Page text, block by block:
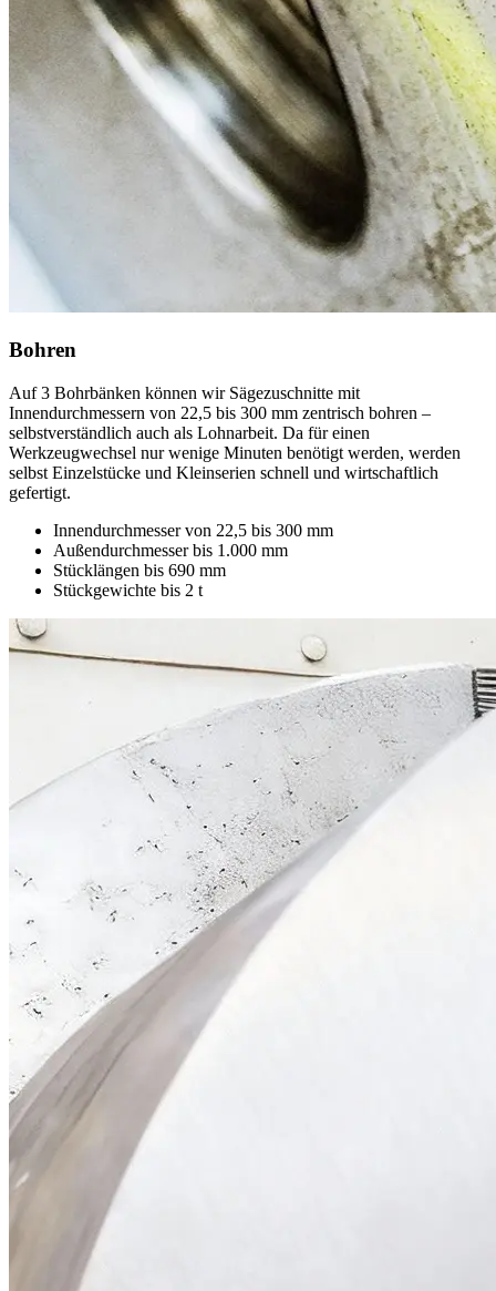
Bohren
Auf 3 Bohrbänken können wir Sägezuschnitte mit
Innendurchmessern von 22,5 bis 300 mm zentrisch bohren –
selbstverständlich auch als Lohnarbeit. Da für einen
Werkzeugwechsel nur wenige Minuten benötigt werden, werden
selbst Einzelstücke und Kleinserien schnell und wirtschaftlich
gefertigt.
Innendurchmesser von 22,5 bis 300 mm
Außendurchmesser bis 1.000 mm
Stücklängen bis 690 mm
Stückgewichte bis 2 t